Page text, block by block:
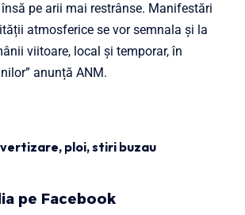
pe arii mai restrânse. Manifestări
atmosferice se vor semnala și la
viitoare, local și temporar, în
anunță ANM.
, ploi,stiri buzau
pe Facebook